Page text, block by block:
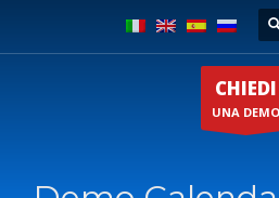
CHIEDI
UNA DEMO